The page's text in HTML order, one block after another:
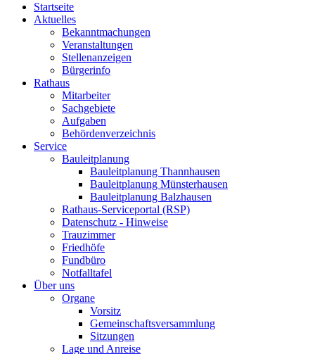
Startseite
Aktuelles
Bekanntmachungen
Veranstaltungen
Stellenanzeigen
Bürgerinfo
Rathaus
Mitarbeiter
Sachgebiete
Aufgaben
Behördenverzeichnis
Service
Bauleitplanung
Bauleitplanung Thannhausen
Bauleitplanung Münsterhausen
Bauleitplanung Balzhausen
Rathaus-Serviceportal (RSP)
Datenschutz - Hinweise
Trauzimmer
Friedhöfe
Fundbüro
Notfalltafel
Über uns
Organe
Vorsitz
Gemeinschaftsversammlung
Sitzungen
Lage und Anreise